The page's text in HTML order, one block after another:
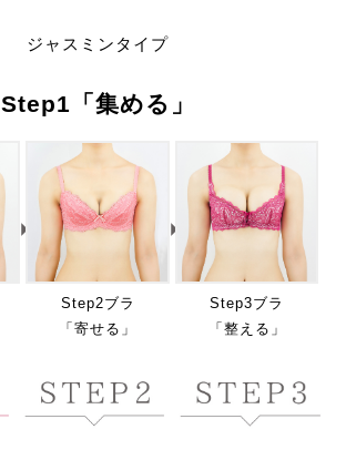
ジャスミンタイプ
Step1「集める」
Step2ブラ
「寄せる」
Step3ブラ
「整える」